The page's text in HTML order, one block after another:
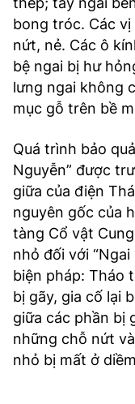
bong tróc. Các
nứt, nẻ. Các ô
bệ ngai bị hư
lưng ngai không
mục gỗ trên bề
Quá trình bảo
Nguyễn” được
giữa của điện
nguyên gốc của
tàng Cổ vật
nhỏ đối với
biện pháp: Tháo
bị gãy, gia cố lại
giữa các phần bị
những chỗ nứt
nhỏ bị mất ở